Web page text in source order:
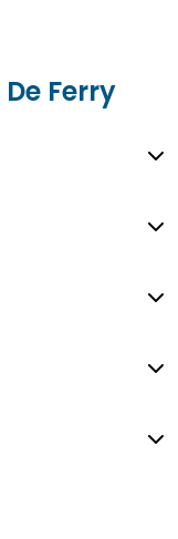
Ferry